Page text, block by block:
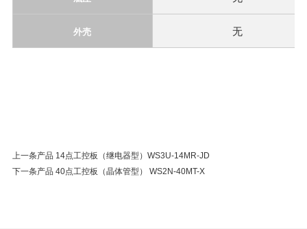
外壳 无
上一条产品 14点工控板（继电器型）WS3U-14MR-JD
下一条产品 40点工控板（晶体管型） WS2N-40MT-X